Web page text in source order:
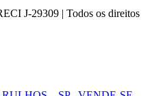
J-29309 | Todos os direitos